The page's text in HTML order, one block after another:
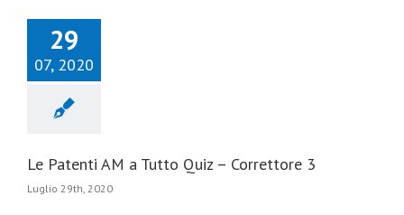
29
07, 2020
Le Patenti AM a Tutto Quiz – Correttore 3
Luglio 29th, 2020